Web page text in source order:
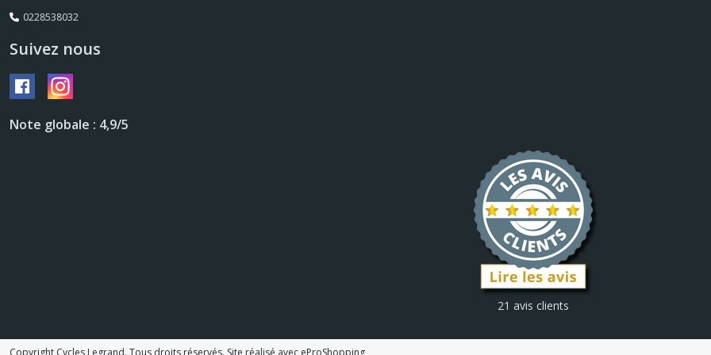
0228538032
Suivez nous
Note globale : 4,9/5
21 avis clients
Copyright Cycles Legrand. Tous droits réservés. Site réalisé avec eProShopping